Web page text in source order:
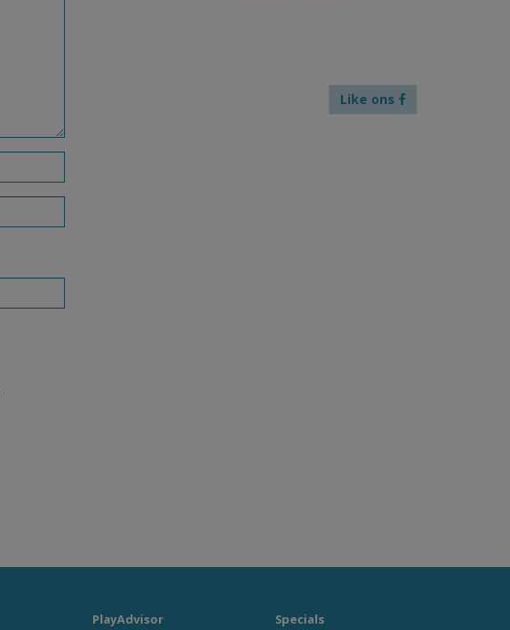
Like ons
PlayAdvisor Specials